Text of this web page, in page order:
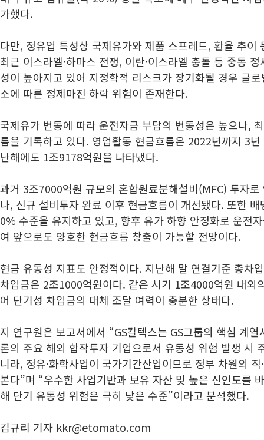
가했다.
다만, 정유업 특성상 국제유가와 제품 스프레드, 환율 추이
최근 이스라엘·하마스 전쟁, 이란·이스라엘 충돌 등 중동
성이 높아지고 있어 지정학적 리스크가 장기화될 경우 글
소에 따른 정제마진 하락 위험이 존재한다.
국제유가 변동에 따라 운전자금 부담의 변동성은 높으나,
름을 기록하고 있다. 영업활동 현금흐름은 2022년까지 3
난해에도 1조9178억원을 나타냈다.
과거 3조7000억원 규모의 혼합원료분해설비(MFC) 투자
나, 신규 설비투자 완료 이후 현금흐름이 개선됐다. 또한
0% 수준을 유지하고 있고, 향후 유가 하향 안정화로 운전
여 앞으로도 양호한 현금흐름 창출이 가능할 전망이다.
현금 유동성 지표도 안정적이다. 지난해 말 연결기준 총차
차입금은 2조1000억원이다. 같은 시기 1조4000억원 내외
어 단기성 차입금의 대체 조달 여력이 충분한 상태다.
지 연구원은 보고서에서 “GS칼텍스는 GS그룹의 핵심 계
론의 주요 해외 합작투자 기업으로서 유동성 위험 발생 시
니라, 정유·화학사업이 국가기간산업이므로 정부 차원의
본다”며 “우수한 사업기반과 보유 자산 및 높은 신인도를
해 단기 유동성 위험은 극히 낮은 수준”이라고 분석했다.
김규리 기자 kkr@etomato.com